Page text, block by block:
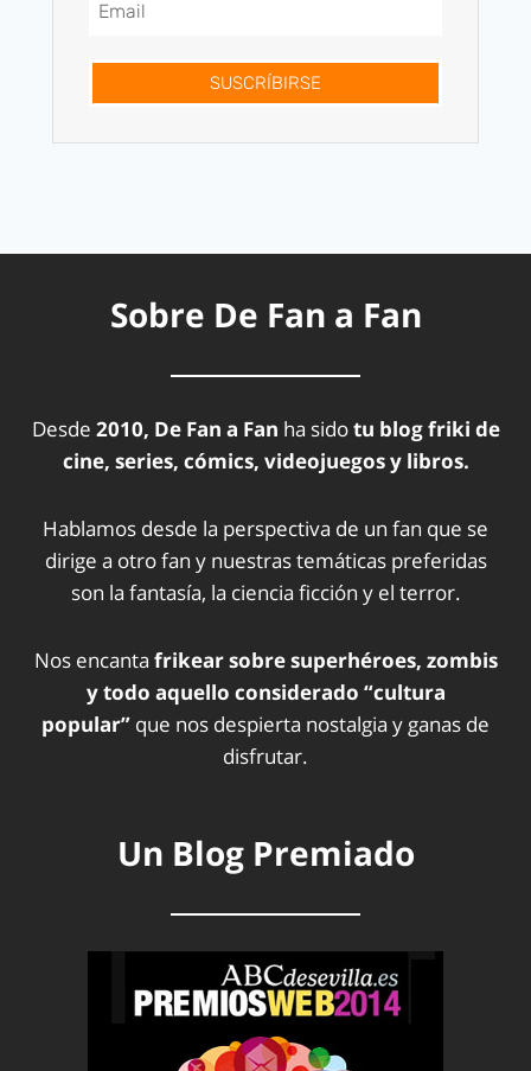
SUSCRÍBIRSE
Sobre De Fan a Fan
Desde 2010, De Fan a Fan ha sidotu blog friki de
cine, series, cómics, videojuegos y libros.
Hablamos desde la perspectiva de un fan que se
dirige a otro fan y nuestras temáticas preferidas
son la fantasía, la ciencia ficción y el terror.
Nos encanta frikear sobre superhéroes, zombis
y todo aquello considerado “cultura
popular” que nos despierta nostalgia y ganas de
disfrutar.
Un Blog Premiado